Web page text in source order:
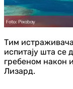
Тим
испитају шта се
гребеном након
Лизард.